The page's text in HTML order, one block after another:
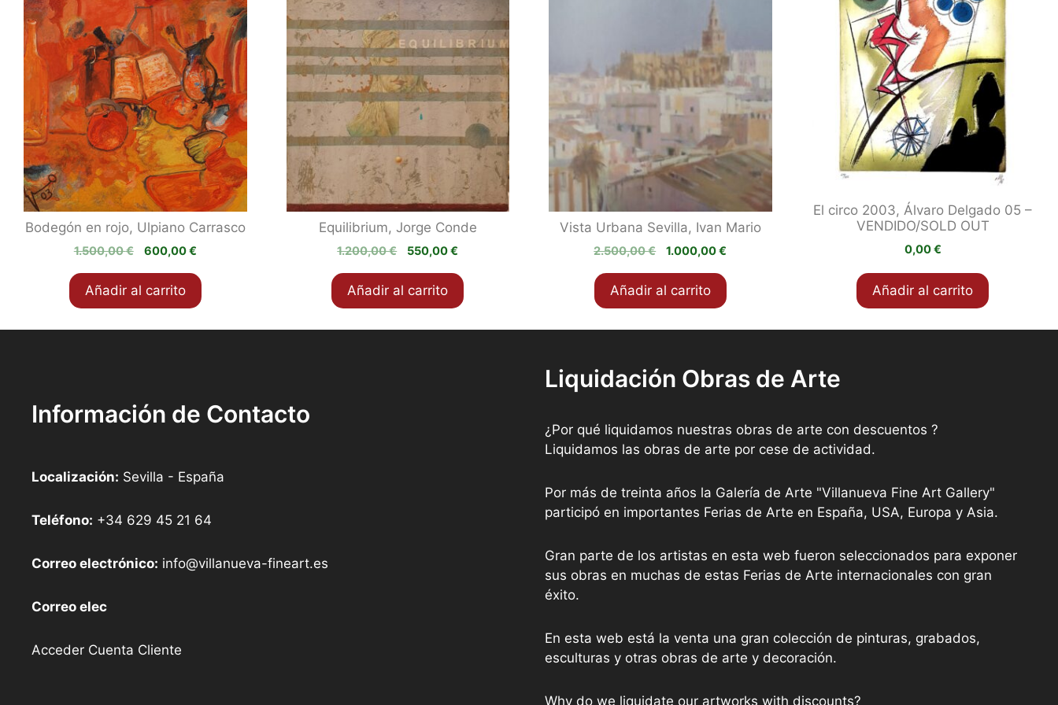
Bodegón en rojo, Ulpiano Carrasco
1.500,00€
El
original
era:
600,00€El
actual
es:
Añadir al carrito
Equilibrium, Jorge Conde
1.200,00€
El
original
era:
550,00€
actual
es:
Añadir al carrito
Vista Urbana Sevilla, Ivan Mario
2.500,00€
El
original
era:
1.000,00€
actual
es:
Añadir al carrito
El circo 2003, Álvaro Delgado 05 –
VENDIDO/SOLD OUT
0,00€
Añadir al carrito
Información de Contacto
Localización: Sevilla - España
Teléfono: +34 629 45 21 64
Correo electrónico: info@villanueva-fineart.es
Correo elec
Acceder Cuenta Cliente
Liquidación Obras de Arte
¿Por qué liquidamos nuestras obras de arte con descuentos ?
Liquidamos las obras de arte por cese de actividad.
Por más de treinta años la Galería de Arte "Villanueva Fine Art Gallery"
participó en importantes Ferias de Arte en España, USA, Europa y Asia.
Gran parte de los artistas en esta web fueron seleccionados para exponer
sus obras en muchas de estas Ferias de Arte internacionales con gran
éxito.
En esta web está la venta una gran colección de pinturas, grabados,
esculturas y otras obras de arte y decoración.
Why do we liquidate our artworks with discounts?